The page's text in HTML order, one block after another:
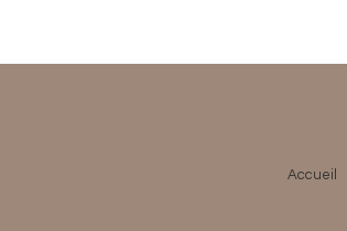
Accueil